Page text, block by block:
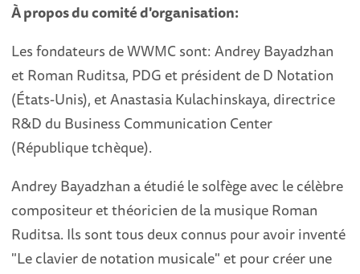
À propos du comité d'organisation:
Les fondateurs de WWMC sont: Andrey Bayadzhan
et Roman Ruditsa, PDG et président de D Notation
(États-Unis), et Anastasia Kulachinskaya, directrice
R&D du Business Communication Center
(République tchèque).
Andrey Bayadzhan a étudié le solfège avec le célèbre
compositeur et théoricien de la musique Roman
Ruditsa. Ils sont tous deux connus pour avoir inventé
"Le clavier de notation musicale" et pour créer une